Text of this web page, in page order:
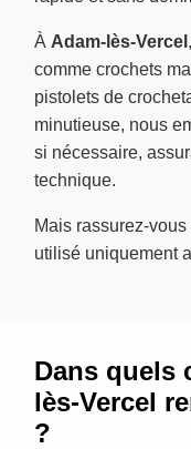
À Adam-lès-Vercel
comme crochets
pistolets de
minutieuse, nous
si nécessaire,
technique.
Mais rassurez-
utilisé uniquement
Dans quels
lès-Vercel
?